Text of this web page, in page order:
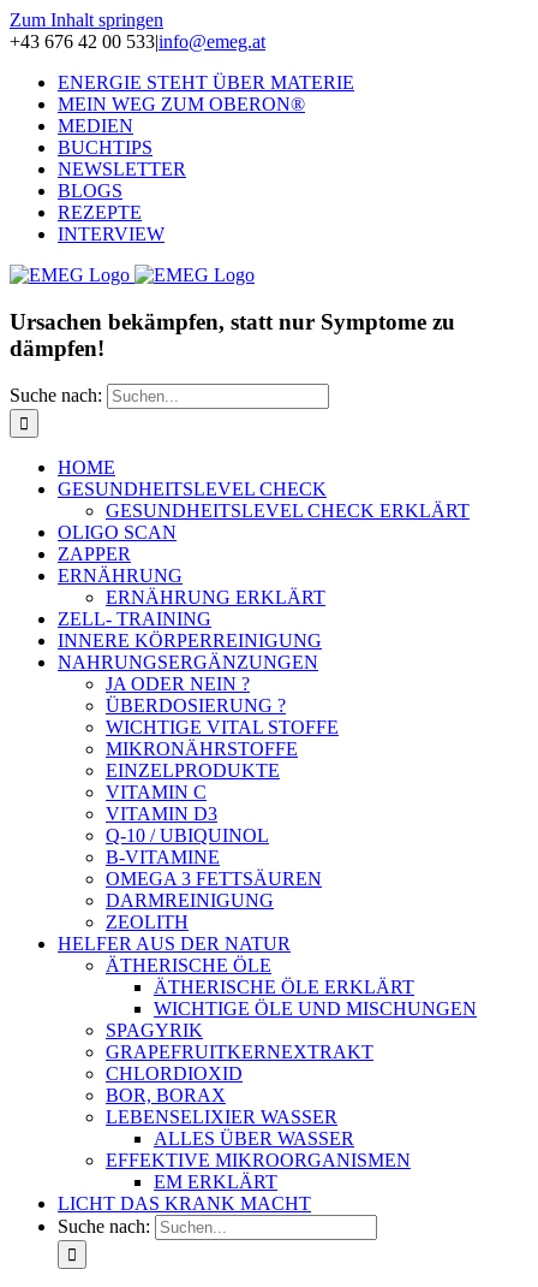
Zum Inhalt springen
+43 676 42 00 533|info@emeg.at
ENERGIE STEHT ÜBER MATERIE
MEIN WEG ZUM OBERON®
MEDIEN
BUCHTIPS
NEWSLETTER
BLOGS
REZEPTE
INTERVIEW
Ursachen bekämpfen, statt nur Symptome zu
dämpfen!
Suche nach:
HOME
GESUNDHEITSLEVEL CHECK
GESUNDHEITSLEVEL CHECK ERKLÄRT
OLIGO SCAN
ZAPPER
ERNÄHRUNG
ERNÄHRUNG ERKLÄRT
ZELL- TRAINING
INNERE KÖRPERREINIGUNG
NAHRUNGSERGÄNZUNGEN
JA ODER NEIN ?
ÜBERDOSIERUNG ?
WICHTIGE VITAL STOFFE
MIKRONÄHRSTOFFE
EINZELPRODUKTE
VITAMIN C
VITAMIN D3
Q-10 / UBIQUINOL
B-VITAMINE
OMEGA 3 FETTSÄUREN
DARMREINIGUNG
ZEOLITH
HELFER AUS DER NATUR
ÄTHERISCHE ÖLE
ÄTHERISCHE ÖLE ERKLÄRT
WICHTIGE ÖLE UND MISCHUNGEN
SPAGYRIK
GRAPEFRUITKERNEXTRAKT
CHLORDIOXID
BOR, BORAX
LEBENSELIXIER WASSER
ALLES ÜBER WASSER
EFFEKTIVE MIKROORGANISMEN
EM ERKLÄRT
LICHT DAS KRANK MACHT
Suche nach: